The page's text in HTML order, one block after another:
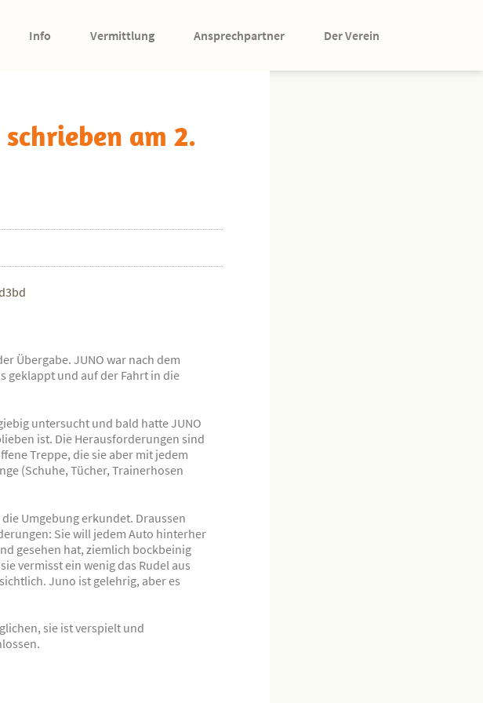
Info Vermittlung Ansprechpartner Der Verein
am 2.
Übergabe. JUNO war nach dem
geklappt und auf der Fahrt in die
untersucht und bald hatte JUNO
ist. Die Herausforderungen sind
Treppe, die sie aber mit jedem
(Schuhe, Tücher, Trainerhosen
Umgebung erkundet. Draussen
Sie will jedem Auto hinterher
gesehen hat, ziemlich bockbeinig
vermisst ein wenig das Rudel aus
Juno ist gelehrig, aber es
sie ist verspielt und